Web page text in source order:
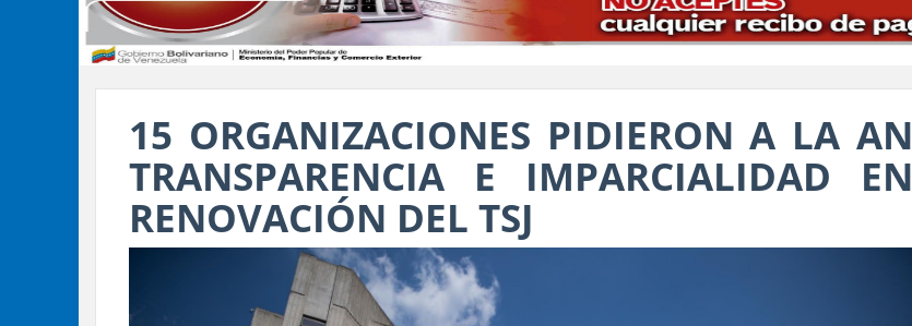
15 ORGANIZACIONES PIDIERON A LA AN
TRANSPARENCIA E IMPARCIALIDAD EN
RENOVACIÓN DEL TSJ